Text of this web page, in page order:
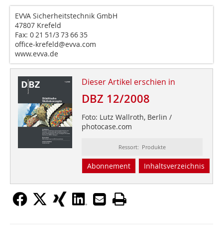
EVVA Sicherheitstechnik GmbH
47807 Krefeld
Fax: 0 21 51/3 73 66 35
office-krefeld@evva.com
www.evva.de
Dieser Artikel erschien in
DBZ 12/2008
Foto: Lutz Wallroth, Berlin /
photocase.com
Ressort: Produkte
Abonnement Inhaltsverzeichnis